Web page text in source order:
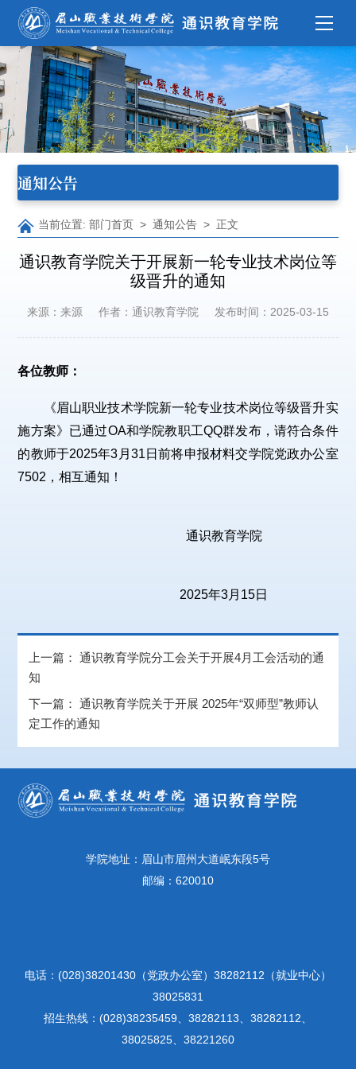
通知公告
当前位置:部门首页 >通知公告 > 正文
通识教育学院关于开展新一轮专业技术岗位等
级晋升的通知
来源：来源 作者：通识教育学院 发布时间：2025-03-15
各位教师：
《眉山职业技术学院新一轮专业技术岗位等级晋升实
施方案》已通过OA和学院教职工QQ群发布，请符合条件
的教师于2025年3月31日前将申报材料交学院党政办公室
7502，相互通知！
通识教育学院
2025年3月15日
上一篇： 通识教育学院分工会关于开展4月工会活动的通
知
下一篇： 通识教育学院关于开展 2025年“双师型”教师认
定工作的通知
学院地址：眉山市眉州大道岷东段5号
邮编：620010
电话：(028)38201430（党政办公室）38282112（就业中心）
38025831
招生热线：(028)38235459、38282113、38282112、
38025825、38221260